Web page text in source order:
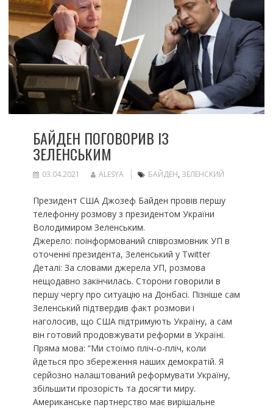
БАЙДЕН ПОГОВОРИВ ІЗ
ЗЕЛЕНСЬКИМ
03.04.2021 ALESYA БАЙДЕН, ЗЕЛЕНСКИЙ
Президент США Джозеф Байден провів першу
телефонну розмову з президентом України
Володимиром Зеленським.
Джерело: поінформований співрозмовник УП в
оточенні президента, Зеленський у Twitter
Деталі: За словами джерела УП, розмова
нещодавно закінчилась. Сторони говорили в
першу чергу про ситуацію на Донбасі. Пізніше сам
Зеленський підтвердив факт розмови і
наголосив, що США підтримують Україну, а сам
він готовий продовжувати реформи в Україні.
Пряма мова: “Ми стоїмо пліч-о-пліч, коли
йдеться про збереження наших демократій. Я
серйозно налаштований реформувати Україну,
збільшити прозорість та досягти миру.
Американське партнерство має вирішальне